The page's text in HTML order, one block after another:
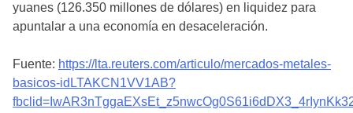
yuanes (126.350 millones de dólares) en liquidez para
apuntalar a una economía en desaceleración.
Fuente: https://lta.reuters.com/articulo/mercados-metales-
basicos-idLTAKCN1VV1AB?